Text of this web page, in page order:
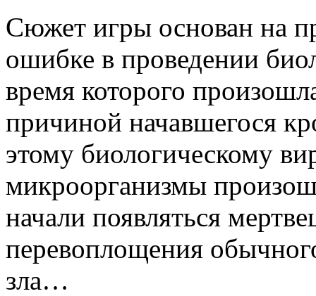
Сюжет игры основан на
ошибке в проведении
время которого
причиной начавшегося
этому биологическому
микроорганизмы
начали появляться
перевоплощения
зла…